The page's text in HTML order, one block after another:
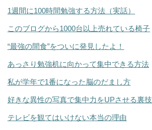
1週間に100時間勉強する方法（実話）
このブログから1000台以上売れている椅子
“最強の間食”をついに発見したよ！
あっさり勉強机に向かって集中できる方法
私が学年で1番になった脳のだまし方
好きな異性の写真で集中力をUPさせる裏技
テレビを観てはいけない本当の理由